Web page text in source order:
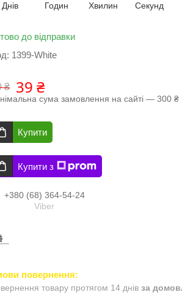
Днів Годин Хвилин Секунд
до відправки
1399-White
₴ 39 ₴
сума замовлення на сайті — 300 ₴
Купити
Купити з
+380 (68) 364-54-24
Viber
товару протягом 14 днів за